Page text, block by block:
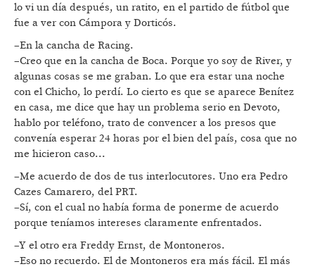
lo vi un día después, un ratito, en el partido de fútbol que
fue a ver con Cámpora y Dorticós.
–En la cancha de Racing.
–Creo que en la cancha de Boca. Porque yo soy de River, y
algunas cosas se me graban. Lo que era estar una noche
con el Chicho, lo perdí. Lo cierto es que se aparece Benítez
en casa, me dice que hay un problema serio en Devoto,
hablo por teléfono, trato de convencer a los presos que
convenía esperar 24 horas por el bien del país, cosa que no
me hicieron caso...
–Me acuerdo de dos de tus interlocutores. Uno era Pedro
Cazes Camarero, del PRT.
–Sí, con el cual no había forma de ponerme de acuerdo
porque teníamos intereses claramente enfrentados.
–Y el otro era Freddy Ernst, de Montoneros.
–Eso no recuerdo. El de Montoneros era más fácil. El más